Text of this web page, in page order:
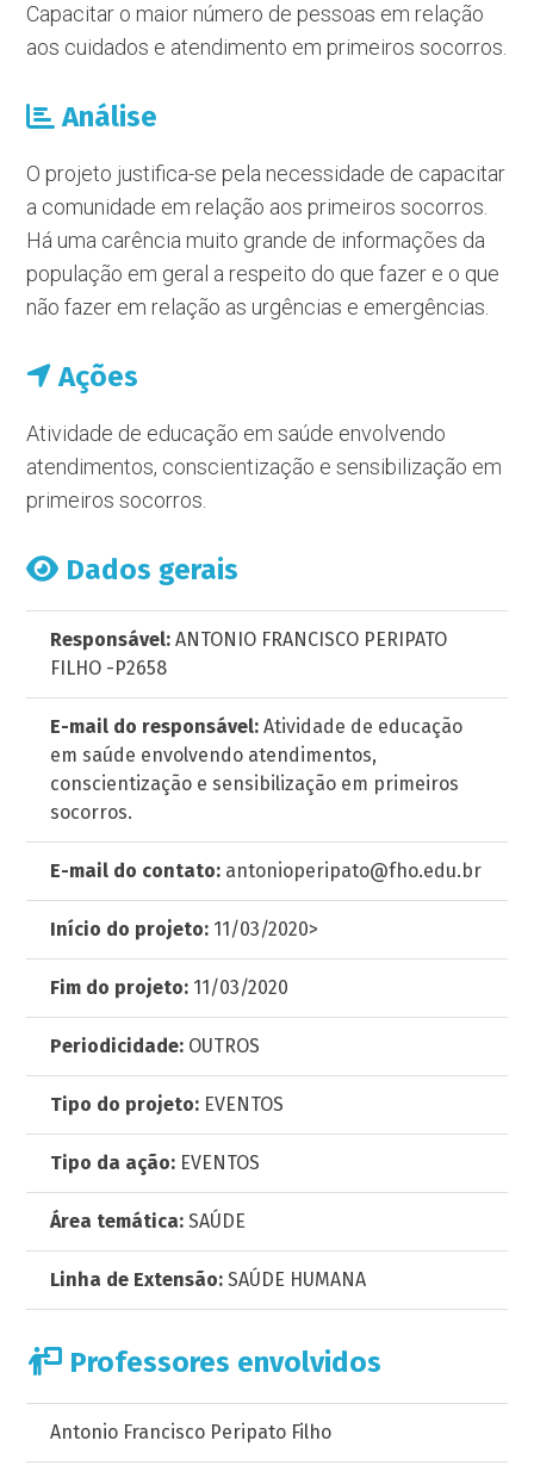
Capacitar o maior número de pessoas em relação
aos cuidados e atendimento em primeiros socorros.
Análise
O projeto justifica-se pela necessidade de capacitar
a comunidade em relação aos primeiros socorros.
Há uma carência muito grande de informações da
população em geral a respeito do que fazer e o que
não fazer em relação as urgências e emergências.
Ações
Atividade de educação em saúde envolvendo
atendimentos, conscientização e sensibilização em
primeiros socorros.
Dados gerais
Responsável: ANTONIO FRANCISCO PERIPATO
FILHO -P2658
E-mail do responsável: Atividade de educação
em saúde envolvendo atendimentos,
conscientização e sensibilização em primeiros
socorros.
E-mail do contato: antonioperipato@fho.edu.br
Início do projeto: 11/03/2020>
Fim do projeto: 11/03/2020
Periodicidade: OUTROS
Tipo do projeto: EVENTOS
Tipo da ação: EVENTOS
Área temática: SAÚDE
Linha de Extensão: SAÚDE HUMANA
Professores envolvidos
Antonio Francisco Peripato Filho